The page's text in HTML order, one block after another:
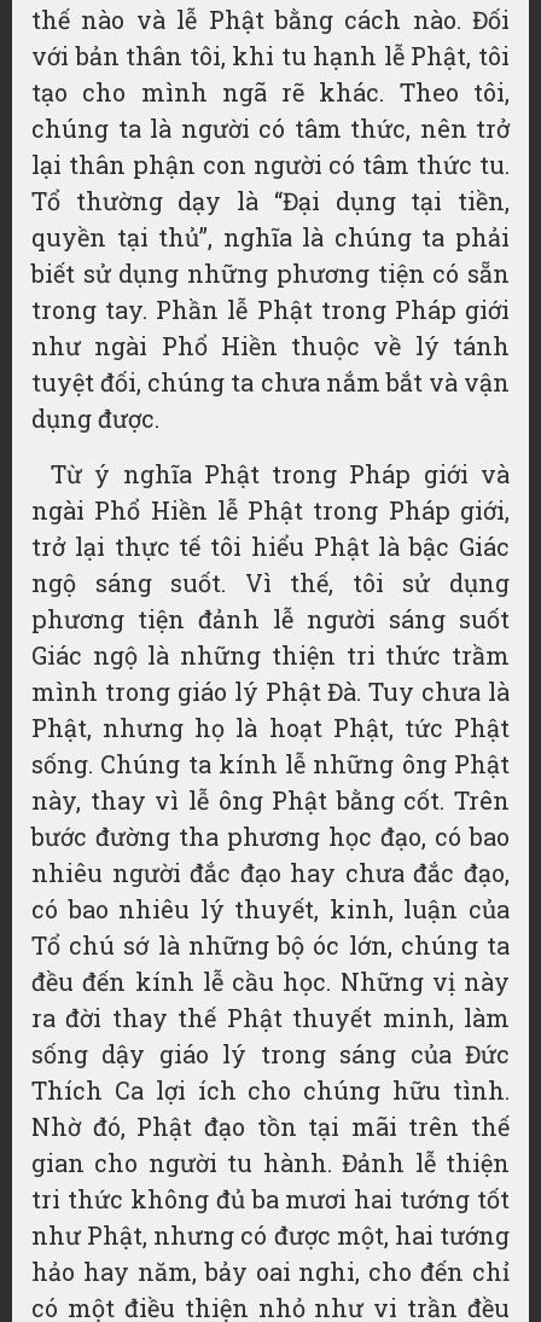
thế nào và lễ Phật bằng cách nào. Đối
với bản thân tôi, khi tu hạnh lễ Phật, tôi
tạo cho mình ngã rẽ khác. Theo tôi,
chúng ta là người có tâm thức, nên trở
lại thân phận con người có tâm thức tu.
Tổ thường dạy là “Đại dụng tại tiền,
quyền tại thủ”, nghĩa là chúng ta phải
biết sử dụng những phương tiện có sẵn
trong tay. Phần lễ Phật trong Pháp giới
như ngài Phổ Hiền thuộc về lý tánh
tuyệt đối, chúng ta chưa nắm bắt và vận
dụng được.
Từ ý nghĩa Phật trong Pháp giới và
ngài Phổ Hiền lễ Phật trong Pháp giới,
trở lại thực tế tôi hiểu Phật là bậc Giác
ngộ sáng suốt. Vì thế, tôi sử dụng
phương tiện đảnh lễ người sáng suốt
Giác ngộ là những thiện tri thức trầm
mình trong giáo lý Phật Đà. Tuy chưa là
Phật, nhưng họ là hoạt Phật, tức Phật
sống. Chúng ta kính lễ những ông Phật
này, thay vì lễ ông Phật bằng cốt. Trên
bước đường tha phương học đạo, có bao
nhiêu người đắc đạo hay chưa đắc đạo,
có bao nhiêu lý thuyết, kinh, luận của
Tổ chú sớ là những bộ óc lớn, chúng ta
đều đến kính lễ cầu học. Những vị này
ra đời thay thế Phật thuyết minh, làm
sống dậy giáo lý trong sáng của Đức
Thích Ca lợi ích cho chúng hữu tình.
Nhờ đó, Phật đạo tồn tại mãi trên thế
gian cho người tu hành. Đảnh lễ thiện
tri thức không đủ ba mươi hai tướng tốt
như Phật, nhưng có được một, hai tướng
hảo hay năm, bảy oai nghi, cho đến chỉ
có một điều thiện nhỏ như vi trần đều